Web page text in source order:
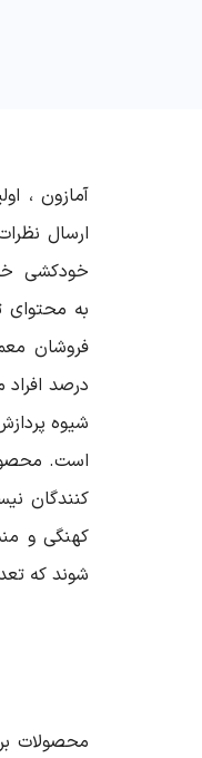
آمازون ،
خودکشی
به
شیوه
است.
کنندگان
کهنگی و
شوند که
محصولات